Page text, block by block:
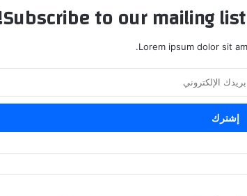
Subscribe to our mailing
Lorem ipsum dolor sit